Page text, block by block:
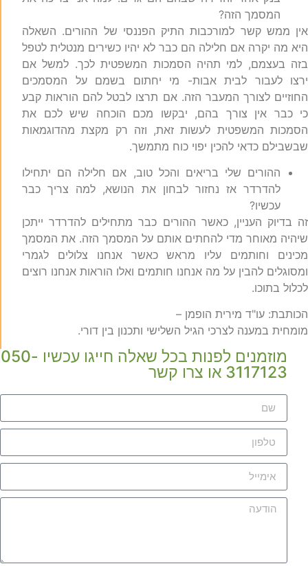
המסמך הזה?
ממש קשר למורכבות התיק הפננסי של ההורים. השאלה
מה יקרה אם חלילה הם כבר לא יהיו כשירים מנטלית לטפל
בעצמם, למי תהיה הסמכות המשפטית לכך. למשל אם
לעבור לבית אבות- מי יחתום בשמם על המסמכים
לצורך המעבר הזה. אם תרצו לבטל להם הוראות קבע
כבר אין צורך בהם, יבקשו מכם הוכחה שיש לכם את
המשפטית לעשות זאת, וזה רק מקצת מהדוגמאות
כדאי להכין יפוי כוח מתמשך.
ההורים שלי בריאים והכל טוב, אם חלילה הם יתחילו
להדרדר אז נחזור לבחון את הנושא, למה צריך כבר
עכשיו?
בדיוק העניין, כאשר ההורים כבר מתחילים להדרדר ייתכן
מאוחר מדי להחתים אותם על המסמך הזה. את המסמך
וחותמים עליו מראש כאשר אנחנו צלולים לגמרי
להבין על מה אנחנו חותמים ואלו הוראות אנחנו רוצים
בתוכו.
עו"ד מירית הופמן –
במענה לצרכי הגיל השלישי ותכנון בין דורי.
מוזמנים לפנות בכל שאלה חייגו עכשיו 050-
3117123 או צרו קשר